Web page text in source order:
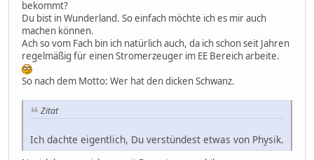
bekommt?
Du bist in Wunderland. So einfach möchte ich es mir auch
machen können.
Ach so vom Fach bin ich natürlich auch, da ich schon seit Jahren
regelmäßig für einen Stromerzeuger im EE Bereich arbeite.
So nach dem Motto: Wer hat den dicken Schwanz.
Zitat
Ich dachte eigentlich, Du verstündest etwas von Physik.